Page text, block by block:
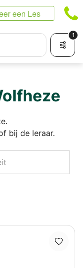
een Les
1
bij de leraar.